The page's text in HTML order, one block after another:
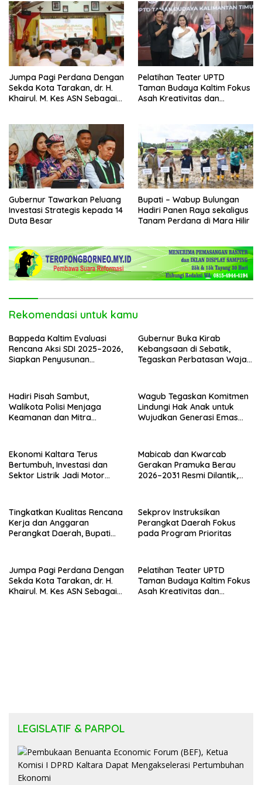
Jumpa Pagi Perdana Dengan
Sekda Kota Tarakan, dr. H.
Khairul. M. Kes ASN Sebagai
Pelatihan Teater UPTD
Taman Budaya Kaltim Fokus
Asah Kreativitas dan
Gubernur Tawarkan Peluang
Investasi Strategis kepada 14
Duta Besar
Bupati – Wabup Bulungan
Hadiri Panen Raya sekaligus
Tanam Perdana di Mara Hilir
Rekomendasi untuk kamu
Bappeda Kaltim Evaluasi
Rencana Aksi SDI 2025–2026,
Siapkan Penyusunan
Gubernur Buka Kirab
Kebangsaan di Sebatik,
Tegaskan Perbatasan Wajah
Hadiri Pisah Sambut,
Walikota Polisi Menjaga
Keamanan dan Mitra
Wagub Tegaskan Komitmen
Lindungi Hak Anak untuk
Wujudkan Generasi Emas
Ekonomi Kaltara Terus
Bertumbuh, Investasi dan
Sektor Listrik Jadi Motor
Mabicab dan Kwarcab
Gerakan Pramuka Berau
2026–2031 Resmi Dilantik,
Tingkatkan Kualitas Rencana
Kerja dan Anggaran
Perangkat Daerah, Bupati
Sekprov Instruksikan
Perangkat Daerah Fokus
pada Program Prioritas
Jumpa Pagi Perdana Dengan
Sekda Kota Tarakan, dr. H.
Khairul. M. Kes ASN Sebagai
Pelatihan Teater UPTD
Taman Budaya Kaltim Fokus
Asah Kreativitas dan
LEGISLATIF & PARPOL